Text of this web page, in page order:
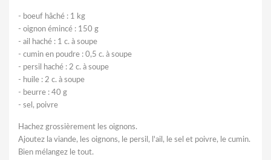
- boeuf hâché : 1 kg
- oignon émincé : 150 g
- ail haché : 1 c. à soupe
- cumin en poudre : 0,5 c. à soupe
- persil haché : 2 c. à soupe
- huile : 2 c. à soupe
- beurre : 40 g
- sel, poivre
Hachez grossièrement les oignons.
Ajoutez la viande, les oignons, le persil, l'ail, le sel et poivre, le cumin.
Bien mélangez le tout.